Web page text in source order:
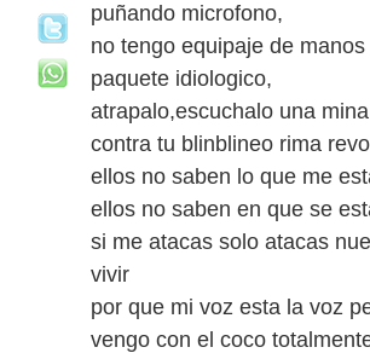
puñando microfono,
no tengo equipaje de
paquete idiologico,
atrapalo,escuchalo una
contra tu blinblineo rima
ellos no saben lo que me
ellos no saben en que se
si me atacas solo atacas
vivir
por que mi voz esta la voz
vengo con el coco